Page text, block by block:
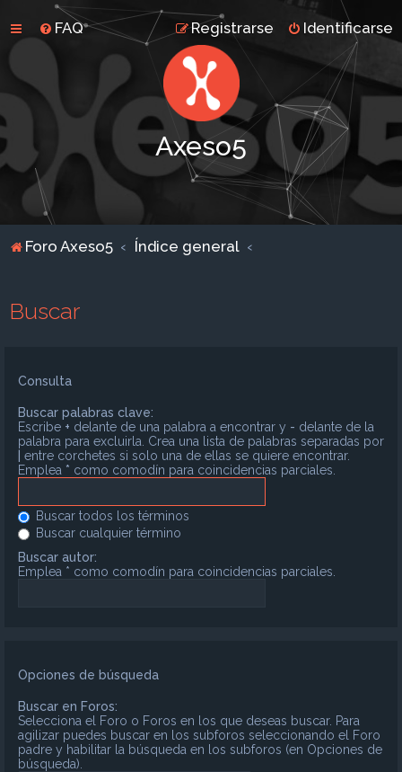
FAQ Identificarse
Registrarse
Axeso5
Foro Axeso5 Índice general
Buscar
Consulta
Buscar palabras clave:
Escribe + delante de una palabra a encontrar y - delante de la
palabra para excluirla. Crea una lista de palabras separadas por
entre corchetes si solo una de ellas se quiere encontrar.
Emplea * como comodín para coincidencias parciales.
Buscar todos los términos
Buscar cualquier término
Buscar autor:
Emplea * como comodín para coincidencias parciales.
Opciones de búsqueda
Buscar en Foros:
Selecciona el Foro o Foros en los que deseas buscar. Para
agilizar puedes buscar en los subforos seleccionando el Foro
padre y habilitar la búsqueda en los subforos (en Opciones de
búsqueda).